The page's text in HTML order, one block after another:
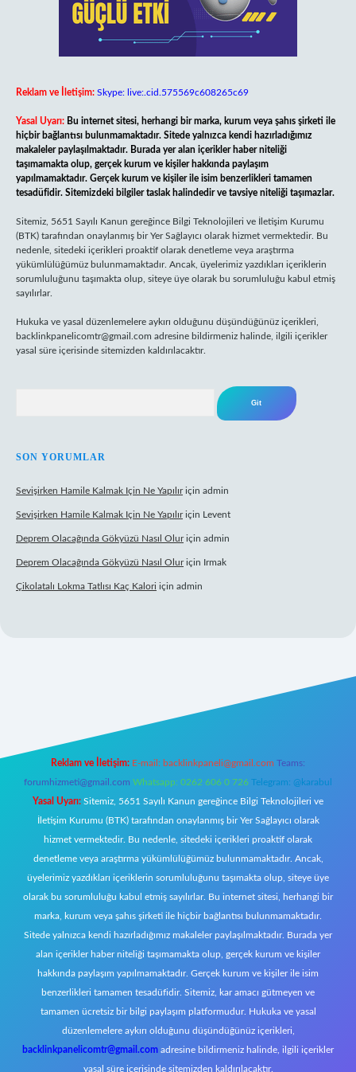
Reklam ve İletişim: Skype: live:.cid.575569c608265c69
Yasal Uyarı: Bu internet sitesi, herhangi bir marka, kurum veya şahıs şirketi ile
hiçbir bağlantısı bulunmamaktadır. Sitede yalnızca kendi hazırladığımız
makaleler paylaşılmaktadır. Burada yer alan içerikler haber niteliği
taşımamakta olup, gerçek kurum ve kişiler hakkında paylaşım
yapılmamaktadır. Gerçek kurum ve kişiler ile isim benzerlikleri tamamen
tesadüfidir. Sitemizdeki bilgiler taslak halindedir ve tavsiye niteliği taşımazlar.
Sitemiz, 5651 Sayılı Kanun gereğince Bilgi Teknolojileri ve İletişim Kurumu
(BTK) tarafından onaylanmış bir Yer Sağlayıcı olarak hizmet vermektedir. Bu
nedenle, sitedeki içerikleri proaktif olarak denetleme veya araştırma
yükümlülüğümüz bulunmamaktadır. Ancak, üyelerimiz yazdıkları içeriklerin
sorumluluğunu taşımakta olup, siteye üye olarak bu sorumluluğu kabul etmiş
sayılırlar.
Hukuka ve yasal düzenlemelere aykırı olduğunu düşündüğünüz içerikleri,
backlinkpanelicomtr@gmail.com adresine bildirmeniz halinde, ilgili içerikler
yasal süre içerisinde sitemizden kaldırılacaktır.
SON YORUMLAR
Sevişirken Hamile Kalmak Için Ne Yapılıriçin admin
Sevişirken Hamile Kalmak Için Ne Yapılıriçin Levent
Deprem Olacağında Gökyüzü Nasıl Oluriçin admin
Deprem Olacağında Gökyüzü Nasıl Oluriçin Irmak
Çikolatalı Lokma Tatlısı Kaç Kalori için admin
Reklam ve İletişim: E-mail: backlinkpaneli@gmail.com Teams:
forumhizmeti@gmail.com Whatsapp: 0262 606 0 726 Telegram: @karabul
Yasal Uyarı: Sitemiz, 5651 Sayılı Kanun gereğince Bilgi Teknolojileri ve
İletişim Kurumu (BTK) tarafından onaylanmış bir Yer Sağlayıcı olarak
hizmet vermektedir. Bu nedenle, sitedeki içerikleri proaktif olarak
denetleme veya araştırma yükümlülüğümüz bulunmamaktadır. Ancak,
üyelerimiz yazdıkları içeriklerin sorumluluğunu taşımakta olup, siteye üye
olarak bu sorumluluğu kabul etmiş sayılırlar. Bu internet sitesi, herhangi bir
marka, kurum veya şahıs şirketi ile hiçbir bağlantısı bulunmamaktadır.
Sitede yalnızca kendi hazırladığımız makaleler paylaşılmaktadır. Burada yer
alan içerikler haber niteliği taşımamakta olup, gerçek kurum ve kişiler
hakkında paylaşım yapılmamaktadır. Gerçek kurum ve kişiler ile isim
benzerlikleri tamamen tesadüfidir. Sitemiz, kar amacı gütmeyen ve
tamamen ücretsiz bir bilgi paylaşım platformudur. Hukuka ve yasal
düzenlemelere aykırı olduğunu düşündüğünüz içerikleri,
backlinkpanelicomtr@gmail.com adresine bildirmeniz halinde, ilgili içerikler
yasal süre içerisinde sitemizden kaldırılacaktır.